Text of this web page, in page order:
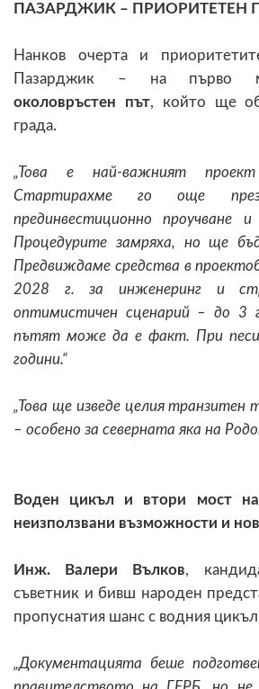
ПАЗАРДЖИК – ПРИОРИТЕТЕН
Нанков очерта и
Пазарджик – на първо
околовръстен път, който ще
града.
„Това е най-важният
Стартирахме го още
прединвестиционно проучване
Процедурите замряха, но ще
Предвиждаме средства в
2028 г. за инженеринг и
оптимистичен сценарий – до 3
пътят може да е факт. При
години.“
„Това ще изведе целия транзитен
– особено за северната яка на
Воден цикъл и втори мост
неизползвани възможности и
Инж. Валери Вълков,
съветник и бивш народен
пропуснатия шанс с водния
„Документацията беше